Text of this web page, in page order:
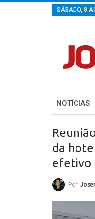
SÁBADO, 8
NOTÍCIAS
da
efetivo
Por